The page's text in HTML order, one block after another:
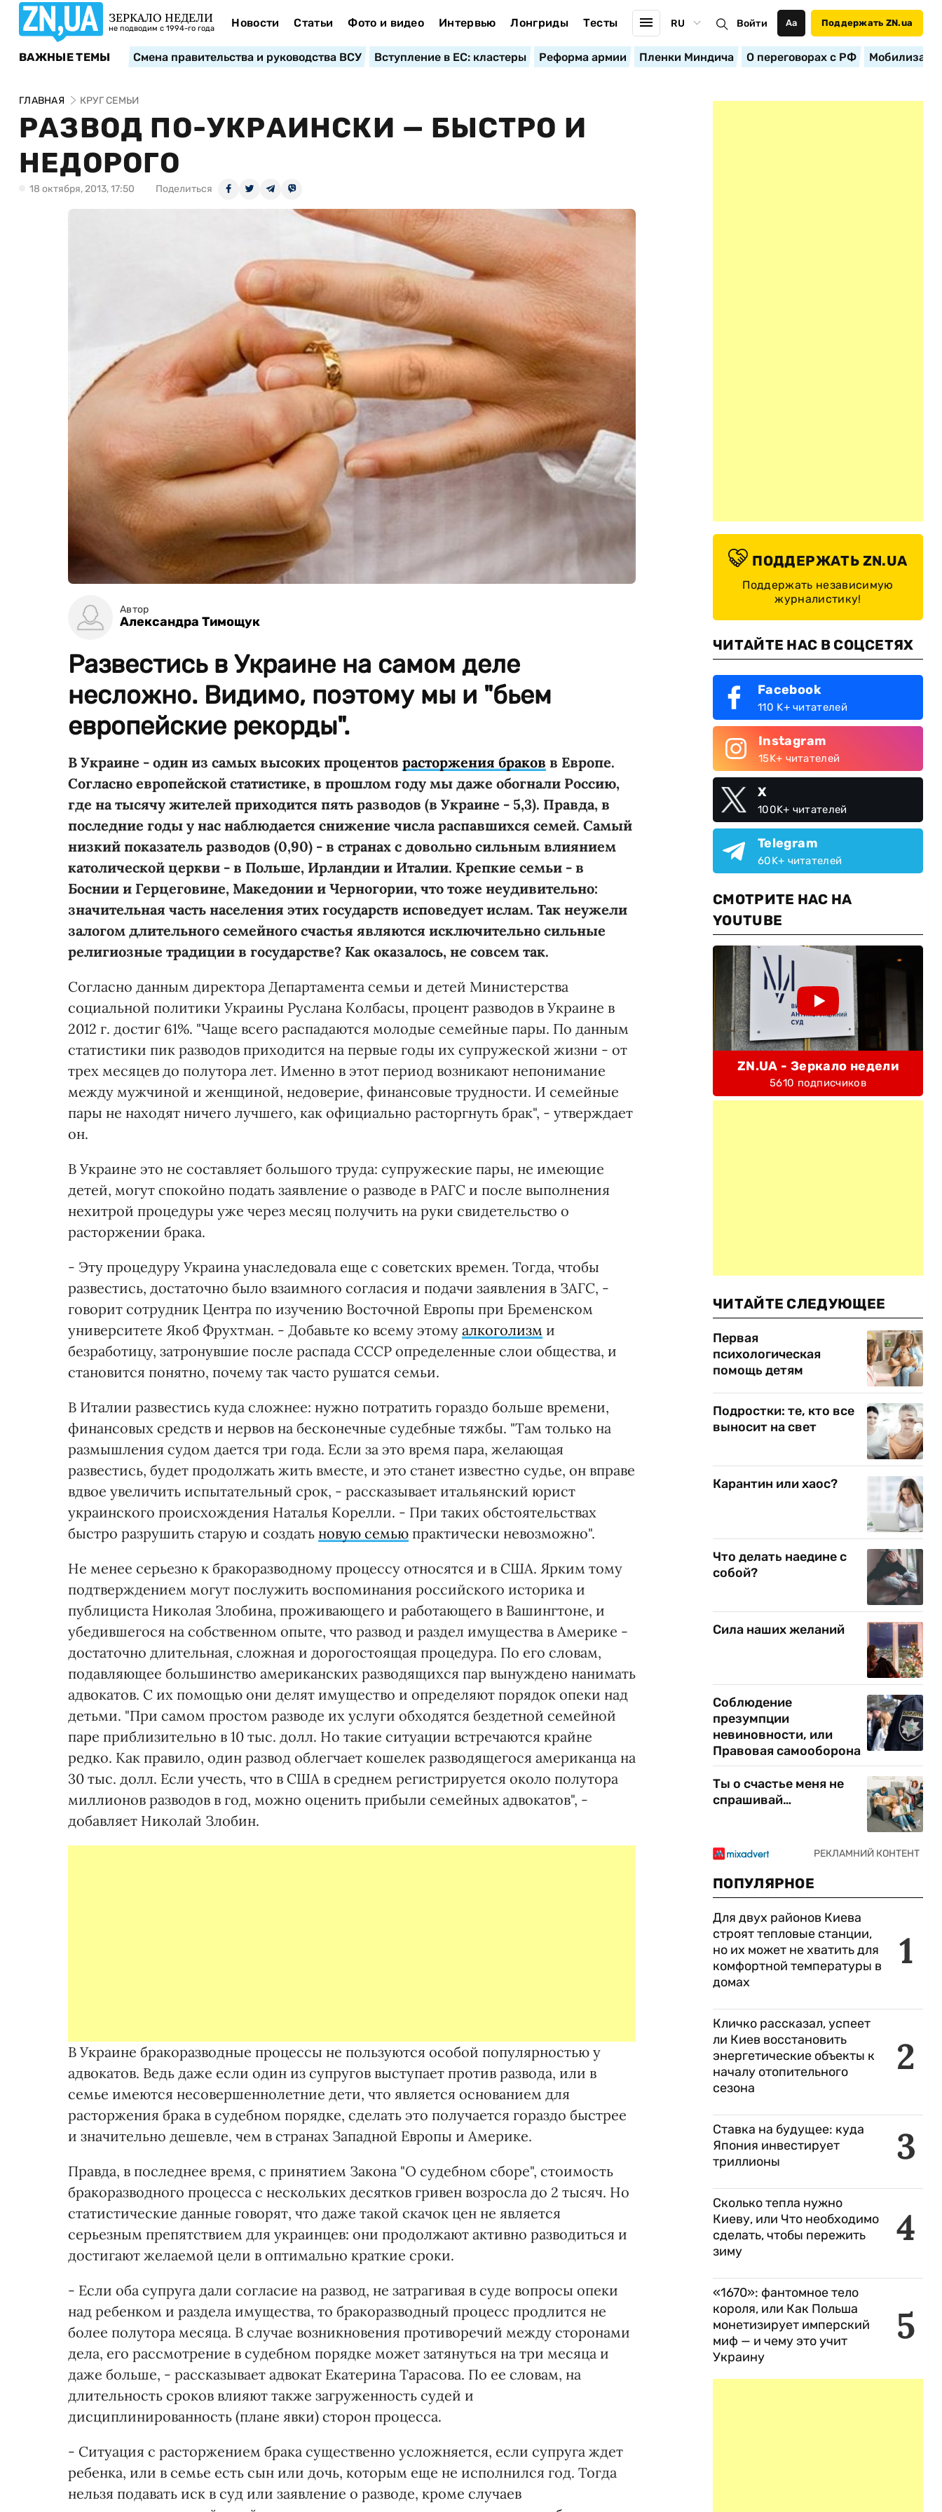
ЗЕРКАЛО НЕДЕЛИ
не подводим с 1994-го года Новости Статьи Фото и видео Интервью Лонгриды Тесты RU Войти Аа Поддержать ZN.ua
ВАЖНЫЕ ТЕМЫ Смена правительства и руководства ВСУ Вступление в ЕС: кластеры Реформа армии Пленки Миндича О переговорах с РФ
ГЛАВНАЯ КРУГ СЕМЬИ
РАЗВОД ПО-УКРАИНСКИ — БЫСТРО И
НЕДОРОГО
18 октября, 2013, 17:50 Поделиться
Автор
Александра Тимощук
Развестись в Украине на самом деле
несложно. Видимо, поэтому мы и "бьем
европейские рекорды".
В Украине - один из самых высоких процентов расторжения браков в Европе.
Согласно европейской статистике, в прошлом году мы даже обогнали Россию,
где на тысячу жителей приходится пять разводов (в Украине - 5,3). Правда, в
последние годы у нас наблюдается снижение числа распавшихся семей. Самый
низкий показатель разводов (0,90) - в странах с довольно сильным влиянием
католической церкви - в Польше, Ирландии и Италии. Крепкие семьи - в
Боснии и Герцеговине, Македонии и Черногории, что тоже неудивительно:
значительная часть населения этих государств исповедует ислам. Так неужели
залогом длительного семейного счастья являются исключительно сильные
религиозные традиции в государстве? Как оказалось, не совсем так.
Согласно данным директора Департамента семьи и детей Министерства
социальной политики Украины Руслана Колбасы, процент разводов в Украине в
2012 г. достиг 61%. "Чаще всего распадаются молодые семейные пары. По данным
статистики пик разводов приходится на первые годы их супружеской жизни - от
трех месяцев до полутора лет. Именно в этот период возникают непонимание
между мужчиной и женщиной, недоверие, финансовые трудности. И семейные
пары не находят ничего лучшего, как официально расторгнуть брак", - утверждает
он.
В Украине это не составляет большого труда: супружеские пары, не имеющие
детей, могут спокойно подать заявление о разводе в РАГС и после выполнения
нехитрой процедуры уже через месяц получить на руки свидетельство о
расторжении брака.
- Эту процедуру Украина унаследовала еще с советских времен. Тогда, чтобы
развестись, достаточно было взаимного согласия и подачи заявления в ЗАГС, -
говорит сотрудник Центра по изучению Восточной Европы при Бременском
университете Якоб Фрухтман. - Добавьте ко всему этому алкоголизм и
безработицу, затронувшие после распада СССР определенные слои общества, и
становится понятно, почему так часто рушатся семьи.
В Италии развестись куда сложнее: нужно потратить гораздо больше времени,
финансовых средств и нервов на бесконечные судебные тяжбы. "Там только на
размышления судом дается три года. Если за это время пара, желающая
развестись, будет продолжать жить вместе, и это станет известно судье, он вправе
вдвое увеличить испытательный срок, - рассказывает итальянский юрист
украинского происхождения Наталья Корелли. - При таких обстоятельствах
быстро разрушить старую и создать новую семью практически невозможно".
Не менее серьезно к бракоразводному процессу относятся и в США. Ярким тому
подтверждением могут послужить воспоминания российского историка и
публициста Николая Злобина, проживающего и работающего в Вашингтоне, и
убедившегося на собственном опыте, что развод и раздел имущества в Америке -
достаточно длительная, сложная и дорогостоящая процедура. По его словам,
подавляющее большинство американских разводящихся пар вынуждено нанимать
адвокатов. С их помощью они делят имущество и определяют порядок опеки над
детьми. "При самом простом разводе их услуги обходятся бездетной семейной
паре приблизительно в 10 тыс. долл. Но такие ситуации встречаются крайне
редко. Как правило, один развод облегчает кошелек разводящегося американца на
30 тыс. долл. Если учесть, что в США в среднем регистрируется около полутора
миллионов разводов в год, можно оценить прибыли семейных адвокатов", -
добавляет Николай Злобин.
В Украине бракоразводные процессы не пользуются особой популярностью у
адвокатов. Ведь даже если один из супругов выступает против развода, или в
семье имеются несовершеннолетние дети, что является основанием для
расторжения брака в судебном порядке, сделать это получается гораздо быстрее
и значительно дешевле, чем в странах Западной Европы и Америке.
Правда, в последнее время, с принятием Закона "О судебном сборе", стоимость
бракоразводного процесса с нескольких десятков гривен возросла до 2 тысяч. Но
статистические данные говорят, что даже такой скачок цен не является
серьезным препятствием для украинцев: они продолжают активно разводиться и
достигают желаемой цели в оптимально краткие сроки.
- Если оба супруга дали согласие на развод, не затрагивая в суде вопросы опеки
над ребенком и раздела имущества, то бракоразводный процесс продлится не
более полутора месяца. В случае возникновения противоречий между сторонами
дела, его рассмотрение в судебном порядке может затянуться на три месяца и
даже больше, - рассказывает адвокат Екатерина Тарасова. По ее словам, на
длительность сроков влияют также загруженность судей и
дисциплинированность (плане явки) сторон процесса.
- Ситуация с расторжением брака существенно усложняется, если супруга ждет
ребенка, или в семье есть сын или дочь, которым еще не исполнился год. Тогда
нельзя подавать иск в суд или заявление о разводе, кроме случаев
ПОДДЕРЖАТЬ ZN.UA
Поддержать независимую
журналистику!
ЧИТАЙТЕ НАС В СОЦСЕТЯХ
Facebook
110 K+ читателей
Instagram
15K+ читателей
X
100K+ читателей
Telegram
60K+ читателей
СМОТРИТЕ НАС НА
YOUTUBE
ZN.UA - Зеркало недели
5610 подписчиков
ЧИТАЙТЕ СЛЕДУЮЩЕЕ
Первая
психологическая
помощь детям
Подростки: те, кто все
выносит на свет
Карантин или хаос?
Что делать наедине с
собой?
Сила наших желаний
Соблюдение
презумпции
невиновности, или
Правовая самооборона
Ты о счастье меня не
спрашивай…
ПОПУЛЯРНОЕ
1
Для двух районов Киева
строят тепловые станции,
но их может не хватить для
комфортной температуры в
домах
2
Кличко рассказал, успеет
ли Киев восстановить
энергетические объекты к
началу отопительного
сезона
3
Ставка на будущее: куда
Япония инвестирует
триллионы
4
Сколько тепла нужно
Киеву, или Что необходимо
сделать, чтобы пережить
зиму
5
«1670»: фантомное тело
короля, или Как Польша
монетизирует имперский
миф — и чему это учит
Украину